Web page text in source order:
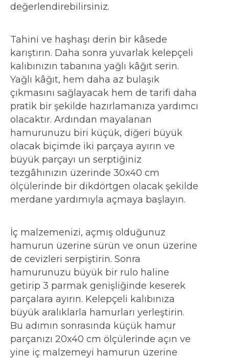
değerlendirebilirsiniz.
Tahini ve haşhaşı derin bir kâsede
karıştırın. Daha sonra yuvarlak kelepçeli
kalıbınızın tabanına yağlı kâğıt serin.
Yağlı kâğıt, hem daha az bulaşık
çıkmasını sağlayacak hem de tarifi daha
pratik bir şekilde hazırlamanıza yardımcı
olacaktır. Ardından mayalanan
hamurunuzu biri küçük, diğeri büyük
olacak biçimde iki parçaya ayırın ve
büyük parçayı un serptiğiniz
tezgâhınızın üzerinde 30x40 cm
ölçülerinde bir dikdörtgen olacak şekilde
merdane yardımıyla açmaya başlayın.
İç malzemenizi, açmış olduğunuz
hamurun üzerine sürün ve onun üzerine
de cevizleri serpiştirin. Sonra
hamurunuzu büyük bir rulo haline
getirip 3 parmak genişliğinde keserek
parçalara ayırın. Kelepçeli kalıbınıza
büyük aralıklarla hamurları yerleştirin.
Bu adımın sonrasında küçük hamur
parçanızı 20x40 cm ölçülerinde açın ve
yine iç malzemeyi hamurun üzerine